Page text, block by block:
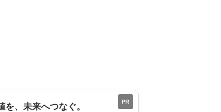
PR
、未来へつなぐ。